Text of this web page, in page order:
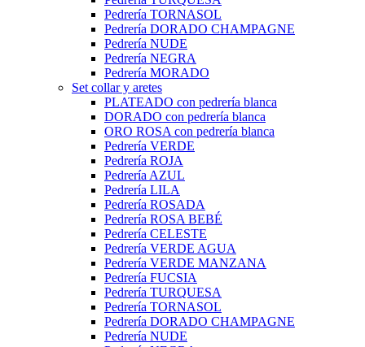
Pedrería TORNASOL
Pedrería DORADO CHAMPAGNE
Pedrería NUDE
Pedrería NEGRA
Pedrería MORADO
Set collar y aretes
PLATEADO con pedrería blanca
DORADO con pedrería blanca
ORO ROSA con pedrería blanca
Pedrería VERDE
Pedrería ROJA
Pedrería AZUL
Pedrería LILA
Pedrería ROSADA
Pedrería ROSA BEBÉ
Pedrería CELESTE
Pedrería VERDE AGUA
Pedrería VERDE MANZANA
Pedrería FUCSIA
Pedrería TURQUESA
Pedrería TORNASOL
Pedrería DORADO CHAMPAGNE
Pedrería NUDE